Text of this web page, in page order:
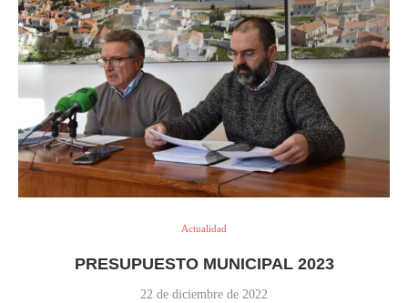
Actualidad
PRESUPUESTO MUNICIPAL 2023
22 de diciembre de 2022